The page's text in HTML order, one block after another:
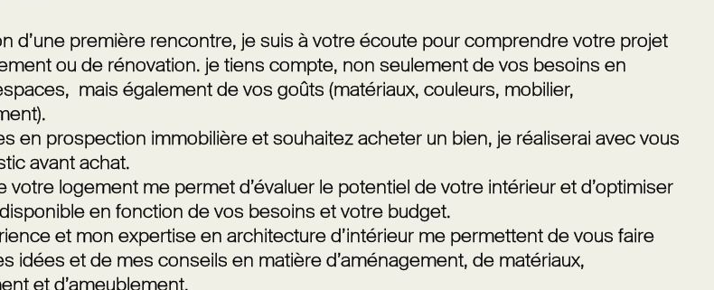
d’une première rencontre, je suis à votre écoute pour comprendre votre projet
ou de rénovation. je tiens compte, non seulement de vos besoins en
mais également de vos goûts (matériaux, couleurs, mobilier,
en prospection immobilière et souhaitez acheter un bien, je réaliserai avec vous
avant achat.
votre logement me permet d’évaluer le potentiel de votre intérieur et d’optimiser
en fonction de vos besoins et votre budget.
et mon expertise en architecture d’intérieur me permettent de vous faire
idées et de mes conseils en matière d’aménagement, de matériaux,
et d’ameublement.